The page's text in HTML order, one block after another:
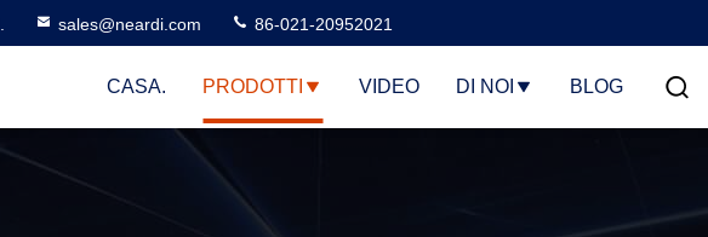
sales@neardi.com 86-021-20952021
CASA. PRODOTTI VIDEO DI NOI BLOG